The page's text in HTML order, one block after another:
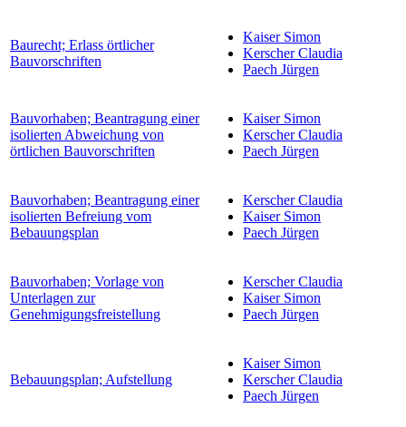
Baurecht; Erlass örtlicher
Bauvorschriften
Kaiser Simon
Kerscher Claudia
Paech Jürgen
Bauvorhaben; Beantragung einer
isolierten Abweichung von
örtlichen Bauvorschriften
Kaiser Simon
Kerscher Claudia
Paech Jürgen
Bauvorhaben; Beantragung einer
isolierten Befreiung vom
Bebauungsplan
Kerscher Claudia
Kaiser Simon
Paech Jürgen
Bauvorhaben; Vorlage von
Unterlagen zur
Genehmigungsfreistellung
Kerscher Claudia
Kaiser Simon
Paech Jürgen
Bebauungsplan; Aufstellung
Kaiser Simon
Kerscher Claudia
Paech Jürgen